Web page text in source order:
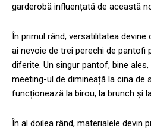
garderobă influențată de această
În primul rând, versatilitatea devine
ai nevoie de trei perechi de pantofi
diferite. Un singur pantof, bine
meeting-ul de dimineață la cina de
funcționează la birou, la brunch și
În al doilea rând, materialele devin